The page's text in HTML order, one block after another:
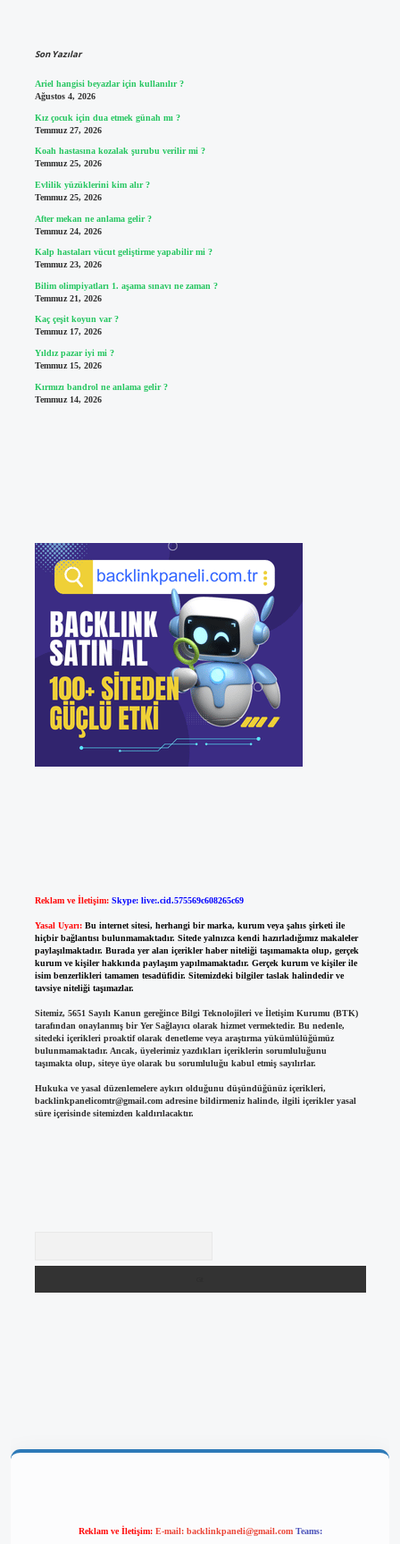
Son Yazılar
Ariel hangisi beyazlar için kullanılır ?
Ağustos 4, 2026
Kız çocuk için dua etmek günah mı ?
Temmuz 27, 2026
Koah hastasına kozalak şurubu verilir mi ?
Temmuz 25, 2026
Evlilik yüzüklerini kim alır ?
Temmuz 25, 2026
After mekan ne anlama gelir ?
Temmuz 24, 2026
Kalp hastaları vücut geliştirme yapabilir mi ?
Temmuz 23, 2026
Bilim olimpiyatları 1. aşama sınavı ne zaman ?
Temmuz 21, 2026
Kaç çeşit koyun var ?
Temmuz 17, 2026
Yıldız pazar iyi mi ?
Temmuz 15, 2026
Kırmızı bandrol ne anlama gelir ?
Temmuz 14, 2026
Reklam ve İletişim: Skype: live:.cid.575569c608265c69
Yasal Uyarı: Bu internet sitesi, herhangi bir marka, kurum veya şahıs şirketi ile
hiçbir bağlantısı bulunmamaktadır. Sitede yalnızca kendi hazırladığımız makaleler
paylaşılmaktadır. Burada yer alan içerikler haber niteliği taşımamakta olup, gerçek
kurum ve kişiler hakkında paylaşım yapılmamaktadır. Gerçek kurum ve kişiler ile
isim benzerlikleri tamamen tesadüfidir. Sitemizdeki bilgiler taslak halindedir ve
tavsiye niteliği taşımazlar.
Sitemiz, 5651 Sayılı Kanun gereğince Bilgi Teknolojileri ve İletişim Kurumu (BTK)
tarafından onaylanmış bir Yer Sağlayıcı olarak hizmet vermektedir. Bu nedenle,
sitedeki içerikleri proaktif olarak denetleme veya araştırma yükümlülüğümüz
bulunmamaktadır. Ancak, üyelerimiz yazdıkları içeriklerin sorumluluğunu
taşımakta olup, siteye üye olarak bu sorumluluğu kabul etmiş sayılırlar.
Hukuka ve yasal düzenlemelere aykırı olduğunu düşündüğünüz içerikleri,
backlinkpanelicomtr@gmail.comadresine bildirmeniz halinde, ilgili içerikler yasal
süre içerisinde sitemizden kaldırılacaktır.
Reklam ve İletişim: E-mail: backlinkpaneli@gmail.com Teams: